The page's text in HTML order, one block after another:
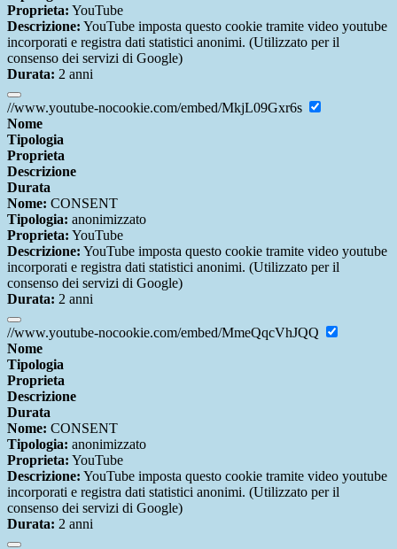
Proprieta: YouTube
Descrizione: YouTube imposta questo cookie tramite video youtube
incorporati e registra dati statistici anonimi. (Utilizzato per il
consenso dei servizi di Google)
Durata: 2 anni
//www.youtube-nocookie.com/embed/MkjL09Gxr6s
Nome
Tipologia
Proprieta
Descrizione
Durata
Nome: CONSENT
Tipologia: anonimizzato
Proprieta: YouTube
Descrizione: YouTube imposta questo cookie tramite video youtube
incorporati e registra dati statistici anonimi. (Utilizzato per il
consenso dei servizi di Google)
Durata: 2 anni
//www.youtube-nocookie.com/embed/MmeQqcVhJQQ
Nome
Tipologia
Proprieta
Descrizione
Durata
Nome: CONSENT
Tipologia: anonimizzato
Proprieta: YouTube
Descrizione: YouTube imposta questo cookie tramite video youtube
incorporati e registra dati statistici anonimi. (Utilizzato per il
consenso dei servizi di Google)
Durata: 2 anni